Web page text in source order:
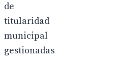
de
titularidad
municipal
gestionadas